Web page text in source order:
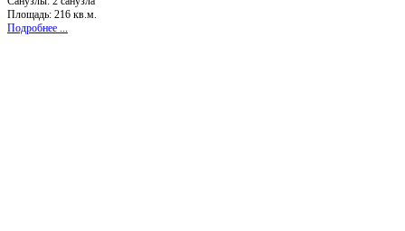
Площадь: 216 кв.м.
Подробнее ...